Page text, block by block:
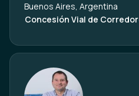
Buenos Aires, Argentina
Concesión Vial de